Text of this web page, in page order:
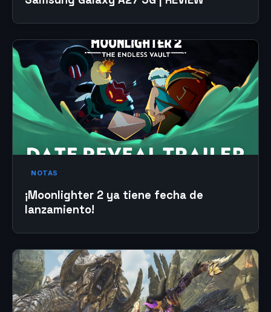
NOTAS
¡Moonlighter 2 ya tiene fecha de
lanzamiento!